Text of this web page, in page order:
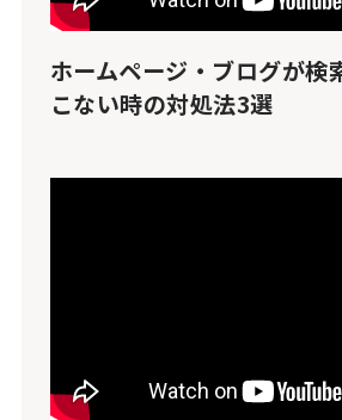
ホームページ・ブログが検
こない時の対処法3選